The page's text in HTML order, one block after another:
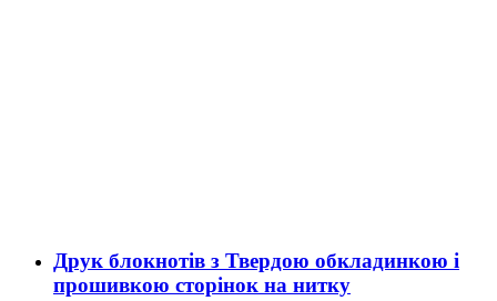
Друк блокнотів з Твердою обкладинкою і
прошивкою сторінок на нитку